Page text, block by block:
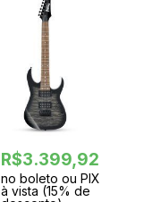
R$3.399,92
no boleto ou PIX
à vista (15% de